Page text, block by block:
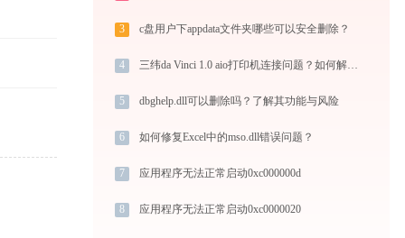
3 c盘用户下appdata文件夹哪些可以安全删除？
4 三纬da Vinci 1.0 aio打印机连接问题？如何解决？-金山毒霸
5 dbghelp.dll可以删除吗？了解其功能与风险
6 如何修复Excel中的mso.dll错误问题？
7 应用程序无法正常启动0xc000000d
8 应用程序无法正常启动0xc0000020